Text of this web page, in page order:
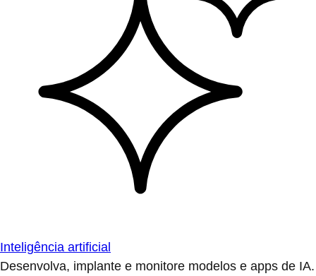
Inteligência artificial
Desenvolva, implante e monitore modelos e apps de IA.